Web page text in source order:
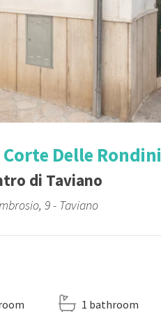
Delle Rondini
di Taviano
9 - Taviano
1 bathroom